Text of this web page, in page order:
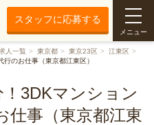
スタッフに応募する
メニュー
人一覧 東京都 東京23区
江東区
のお仕事（東京都江東区）
3DKマンション
仕事（東京都江東